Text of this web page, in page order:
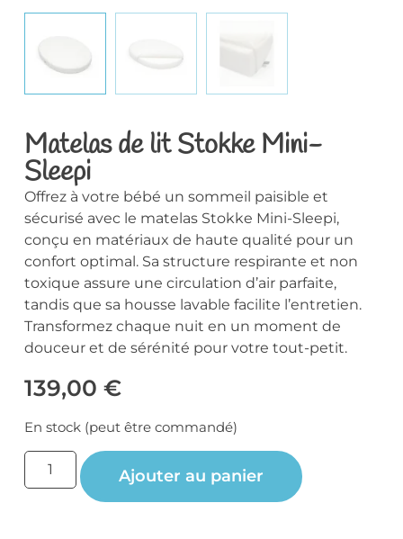
Matelas de lit Stokke Mini-
Sleepi
Offrez à votre bébé un sommeil paisible et
sécurisé avec le matelas Stokke Mini-Sleepi,
conçu en matériaux de haute qualité pour un
confort optimal. Sa structure respirante et non
toxique assure une circulation d’air parfaite,
tandis que sa housse lavable facilite l’entretien.
Transformez chaque nuit en un moment de
douceur et de sérénité pour votre tout-petit.
139,00 €
En stock (peut être commandé)
Ajouter au panier